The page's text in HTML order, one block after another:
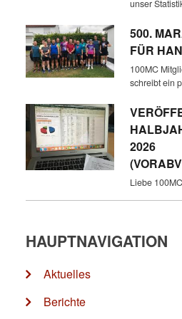
unser
500.
FÜR
100MC
schreibt ein
2026
Liebe
HAUPTNAVIGATION
Aktuelles
Berichte